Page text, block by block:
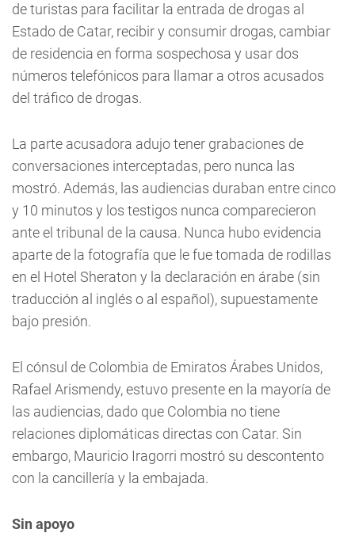
de turistas para facilitar la entrada de drogas al
Estado de Catar, recibir y consumir drogas, cambiar
de residencia en forma sospechosa y usar dos
números telefónicos para llamar a otros acusados
del tráfico de drogas.
La parte acusadora adujo tener grabaciones de
conversaciones interceptadas, pero nunca las
mostró. Además, las audiencias duraban entre cinco
y 10 minutos y los testigos nunca comparecieron
ante el tribunal de la causa. Nunca hubo evidencia
aparte de la fotografía que le fue tomada de rodillas
en el Hotel Sheraton y la declaración en árabe (sin
traducción al inglés o al español), supuestamente
bajo presión.
El cónsul de Colombia de Emiratos Árabes Unidos,
Rafael Arismendy, estuvo presente en la mayoría de
las audiencias, dado que Colombia no tiene
relaciones diplomáticas directas con Catar. Sin
embargo, Mauricio Iragorri mostró su descontento
con la cancillería y la embajada.
Sin apoyo